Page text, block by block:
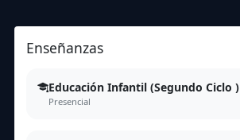
Enseñanzas
Educación Infantil (Segundo Ciclo )
Presencial